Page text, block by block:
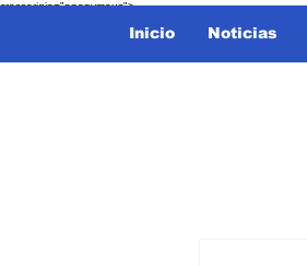
crossorigin="anonymous">
Inicio Noticias